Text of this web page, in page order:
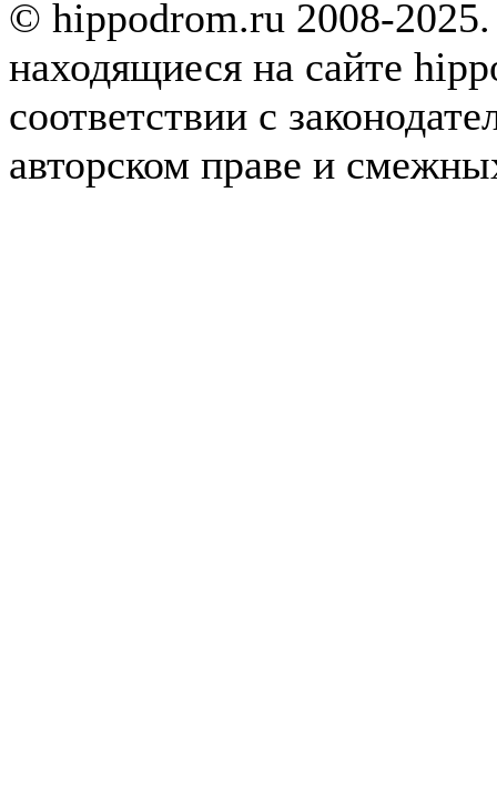
© hippodrom.ru 2008-
находящиеся на сайте
соответствии с
авторском праве и